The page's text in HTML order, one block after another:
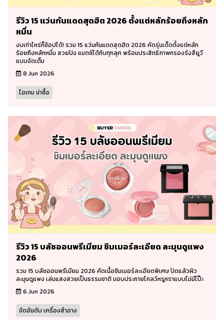
รีวิว 15 แว่นกันแดดสุดฮิต 2026 ตั้งแต่หลักร้อยถึงหลัก
หมื่น
งบเท่าไหร่ก็ช้อปได้! รวม 15 แว่นกันแดดสุดฮิต 2026 คัดรุ่นเด็ดตั้งแต่หลัก
ร้อยถึงหลักหมื่น สวยปัง แมตช์ได้กับทุกลุค พร้อมประสิทธิภาพกรองรังสียูวี
แบบจัดเต็ม
8 Jun 2026
ไอเทม น่าซื้อ
รีวิว 15 บลัชออนพรีเมียม ชิมเมอร์ละเอียด ละมุนดูแพง
2026
รวม 15 บลัชออนพรีเมียม 2026 คัดเนื้อชิมเมอร์ละเอียดพิเศษ ปัดแล้วผิว
ละมุนดูแพง เล่นแสงสวยเป็นธรรมชาติ มอบประกายโกลว์หรูหราแบบไม่มีโป๊ะ
6 Jun 2026
จัดอันดับ เครื่องสำอาง